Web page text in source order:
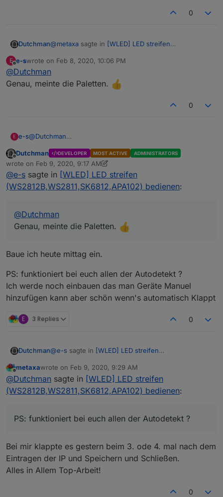
0
Dutchman@metaxa sagte in [WLED] LED streifen
gefühlt 2 jahre suche ich nach solch einer
lösung. Leider war ich nie mit den effekten
zufrieden. Seit einer woche ca. benutze ich
wled und hatte gehofft das über den iobroker
im Log kommt dann immer diese meldung.
probier mal bitte mit neuester version v0.1.2
e-ssagte in[WLED] LED streifen
(WS2812B,WS2811,SK6812,APA102) bedienen
glaube das sollte effect speed heißen.
fixed v0.13
(WS2812B,WS2811,SK6812,APA102) bedienen
Kannst du das dropmenü für color auch noch
einpflegen?
wie meinse, Paletten kommen in 0.1.4. farbe = RGB
werte
E
Offline
e-swrote on Feb 8, 2020, 10:06 PM
last edited by
@Dutchman
Genau, meinte die Paletten.
0
E e-s@Dutchman
Offline
Dutchman DEVELOPER MOST ACTIVE ADMINISTRATORS
wrote on Feb 9, 2020, 9:17 AM
last edited by DutchmanFeb 9, 2020, 10:18 AM
@e-s sagte in [WLED] LED streifen
(WS2812B,WS2811,SK6812,APA102) bedienen:
@Dutchman
Genau, meinte die Paletten.
Baue ich heute mittag ein.
PS: funktioniert bei euch allen der Autodetekt ?
Ich werde noch einbauen das man Geräte Manuel
hinzufügen kann aber schön wenn's automatisch Klappt
E 3 Replies 0
Dutchman@e-s sagte in [WLED] LED streifen
@Dutchman
Genau, meinte die Paletten.
Baue ich heute mittag ein.
PS: funktioniert bei euch allen der Autodetekt ?
Ich werde noch einbauen das man Geräte Manuel
Klappt
Offline
metaxawrote on Feb 9, 2020, 9:29 AM
last edited by
@Dutchman sagte in [WLED] LED streifen
(WS2812B,WS2811,SK6812,APA102) bedienen:
PS: funktioniert bei euch allen der Autodetekt ?
Bei mir klappte es gestern beim 3. ode 4. mal nach dem
Eintragen der IP und Speichern und Schließen.
Alles in Allem Top-Arbeit!
0